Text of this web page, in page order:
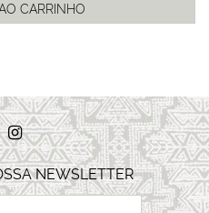
CARRINHO
NEWSLETTER